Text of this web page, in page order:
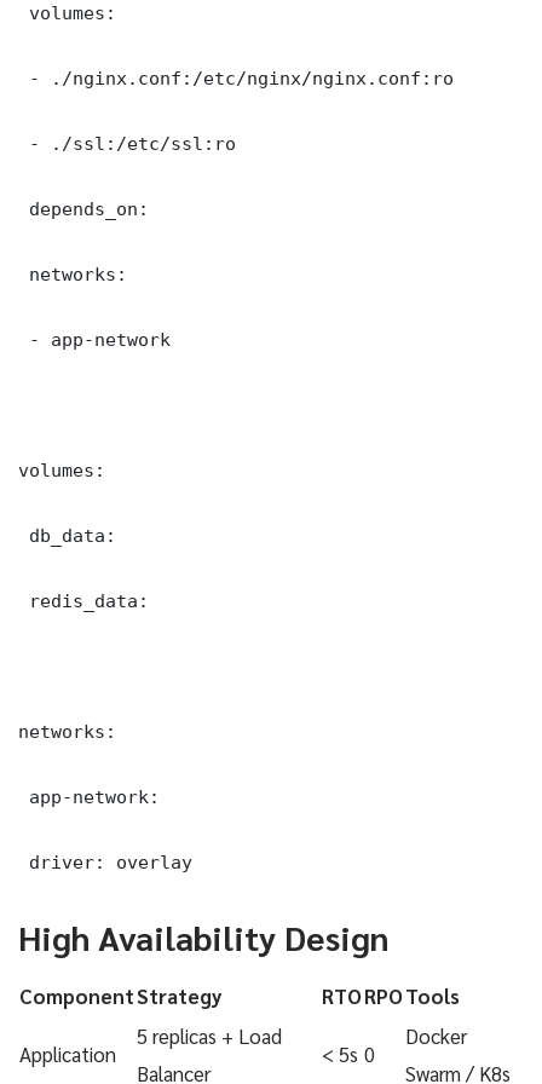
volumes:
- ./nginx.conf:/etc/nginx/nginx.conf:ro
- ./ssl:/etc/ssl:ro
depends_on:
networks:
- app-network
volumes:
db_data:
redis_data:
networks:
app-network:
driver: overlay
High Availability Design
ComponentStrategy RTORPOTools
Application
5 replicas + Load
Balancer
< 5s 0
Docker
Swarm / K8s